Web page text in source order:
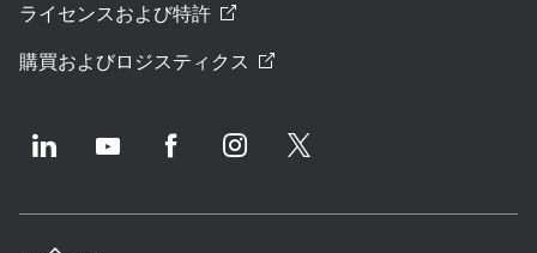
ライセンスおよび特許
購買およびロジスティクス